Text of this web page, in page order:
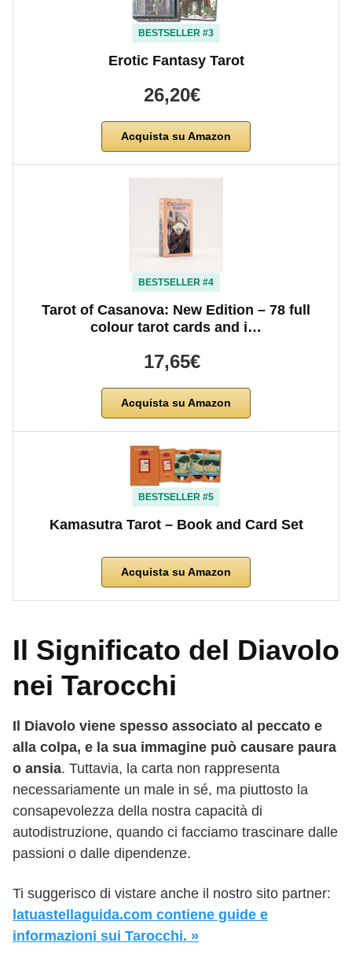
BESTSELLER #3
Erotic Fantasy Tarot
26,20€
Acquista su Amazon
BESTSELLER #4
Tarot of Casanova: New Edition – 78 full
colour tarot cards and i…
17,65€
Acquista su Amazon
BESTSELLER #5
Kamasutra Tarot – Book and Card Set
Acquista su Amazon
Il Significato del Diavolo
nei Tarocchi
Il Diavolo viene spesso associato al peccato e
alla colpa, e la sua immagine può causare paura
o ansia. Tuttavia, la carta non rappresenta
necessariamente un male in sé, ma piuttosto la
consapevolezza della nostra capacità di
autodistruzione, quando ci facciamo trascinare dalle
passioni o dalle dipendenze.
Ti suggerisco di vistare anche il nostro sito partner:
latuastellaguida.com contiene guide e
informazioni sui Tarocchi. »